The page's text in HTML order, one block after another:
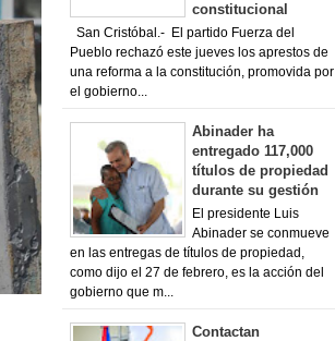
constitucional
San Cristóbal.- El partido Fuerza del
Pueblo rechazó este jueves los aprestos de
una reforma a la constitución, promovida por
el gobierno...
Abinader ha
entregado 117,000
títulos de propiedad
durante su gestión
El presidente Luis
Abinader se conmueve
en las entregas de títulos de propiedad,
como dijo el 27 de febrero, es la acción del
gobierno que m...
Contactan